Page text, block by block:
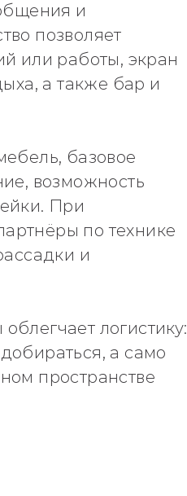
и
позволяет
или работы, экран
а также бар и
базовое
возможность
При
по технике
и
логистику:
а само
пространстве